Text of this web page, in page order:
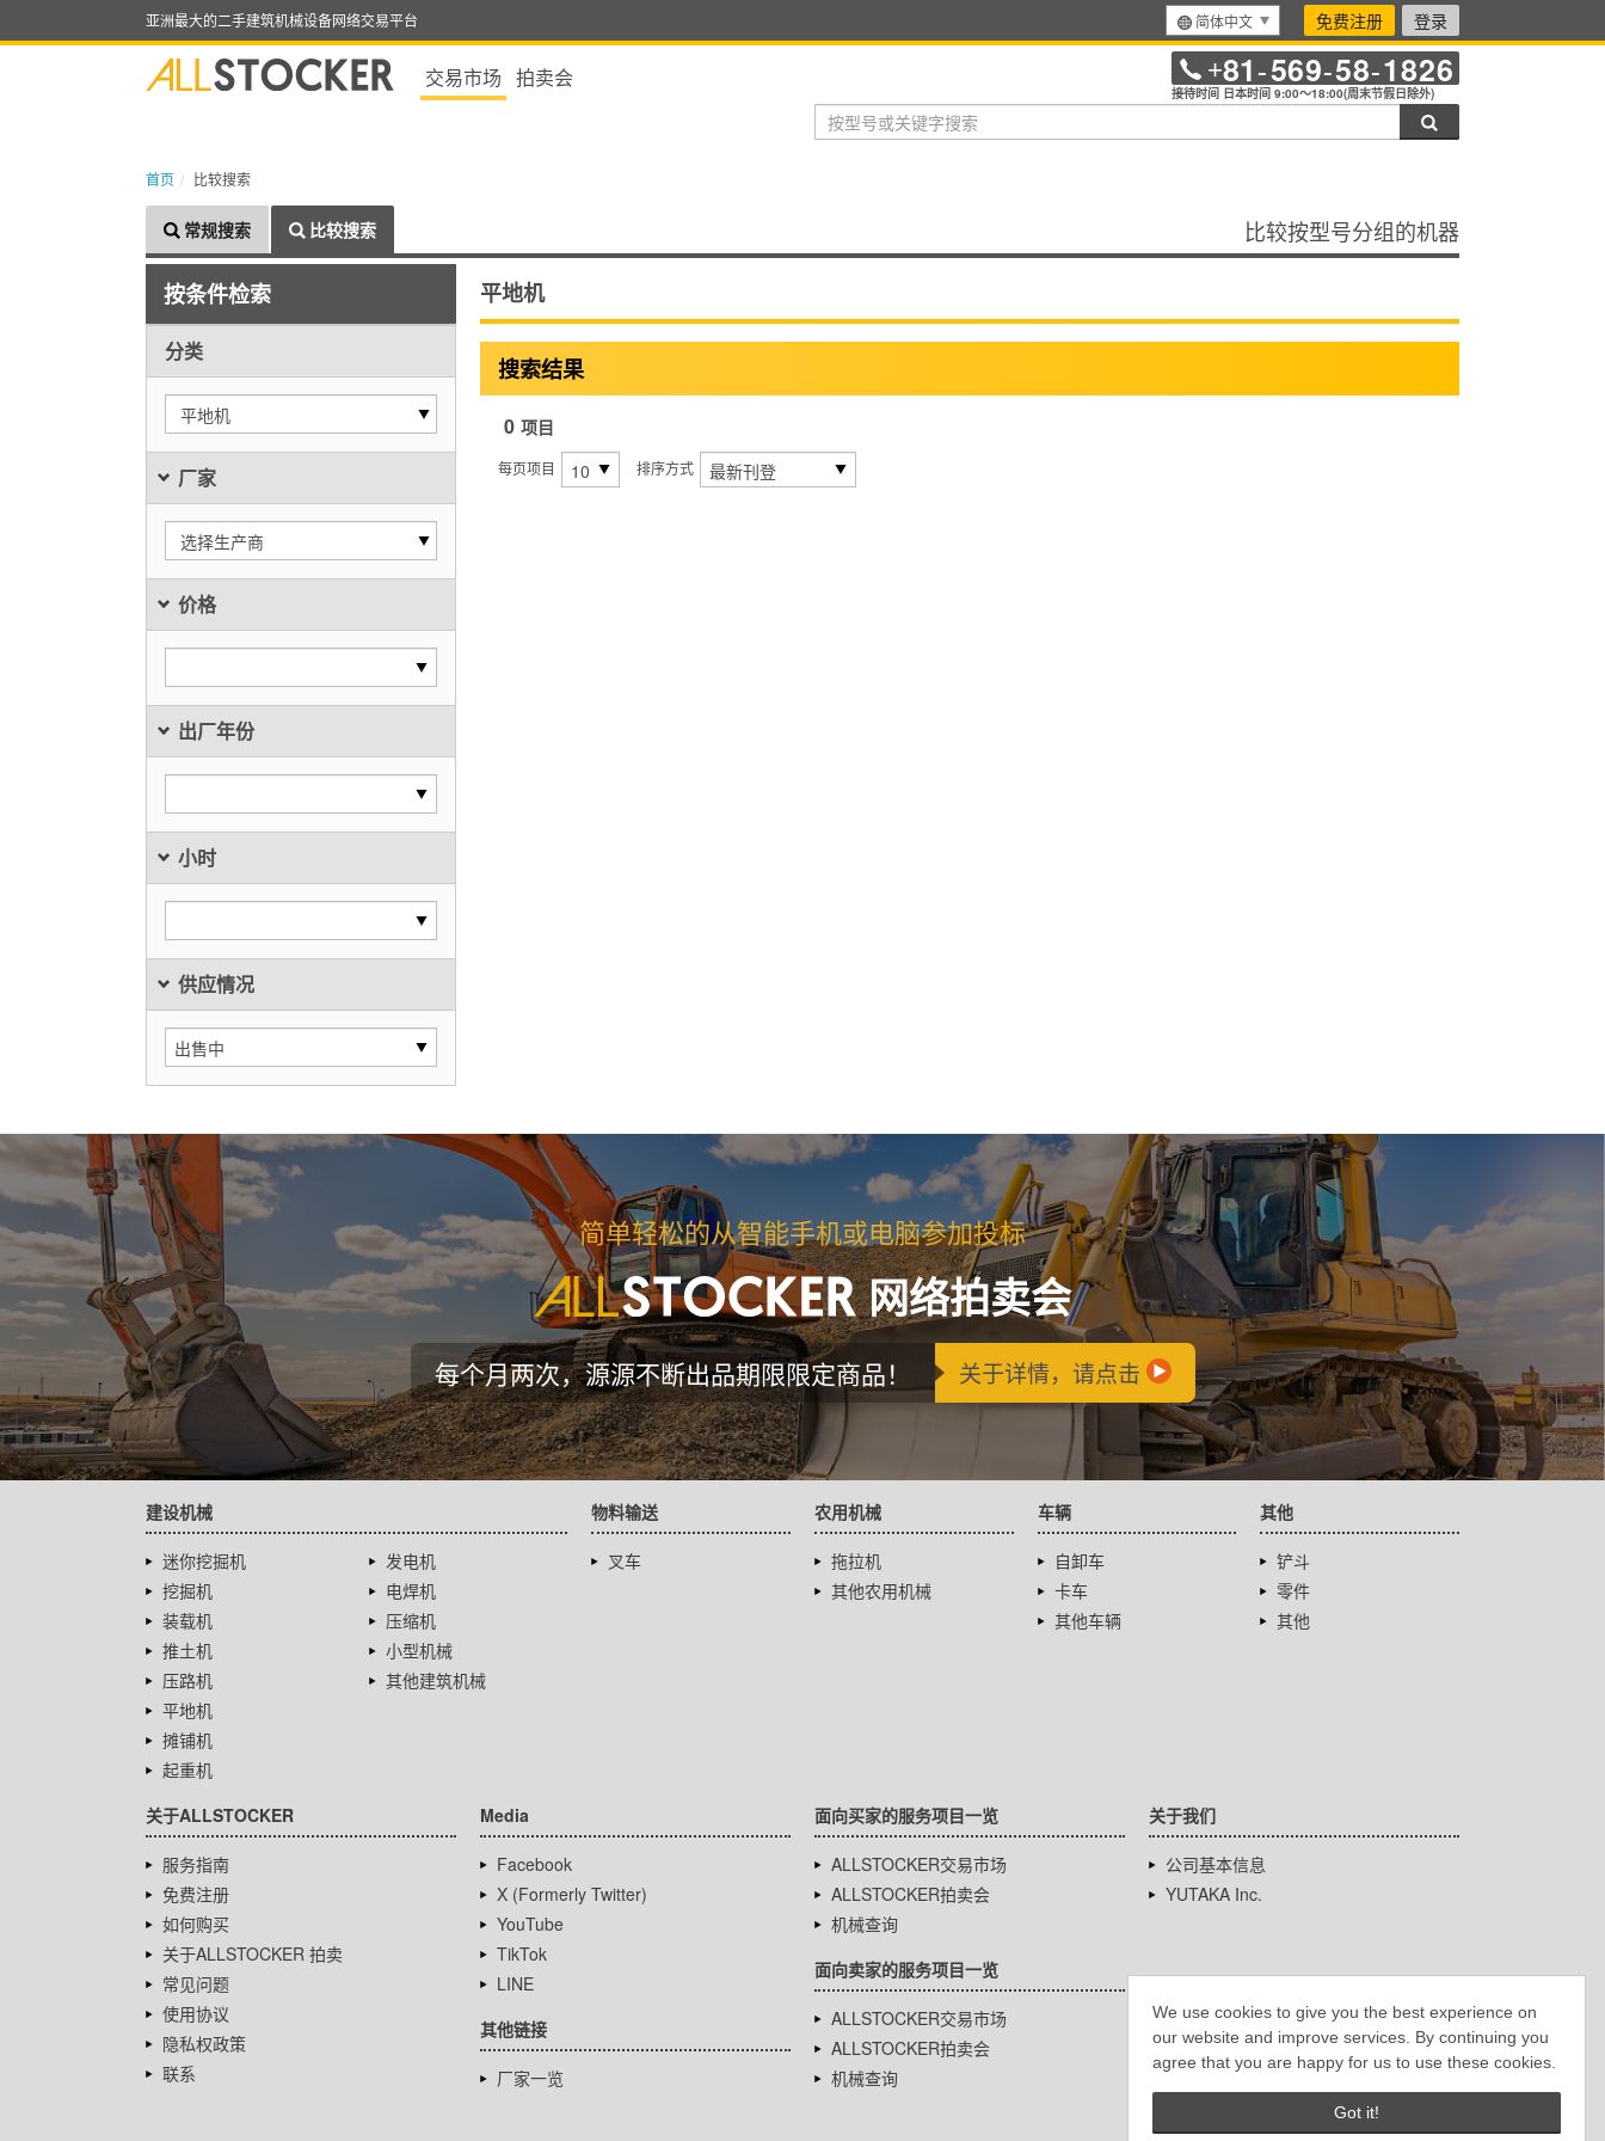
We use cookies to give you the best experience on
our website and improve services. By continuing you
agree that you are happy for us to use these cookies.
Got it!
亚洲最大的二手建筑机械设备网络交易平台 简体中文 免费注册 登录
交易市场 拍卖会 +81-569-58-1826
接待时间 日本时间 9:00～18:00(周末节假日除外)
首页 比较搜索
常规搜索 比较搜索 比较按型号分组的机器
按条件检索
分类
平地机
厂家
选择生产商
价格
出厂年份
小时
供应情况
平地机
搜索结果
0 项目
每页项目 排序方式
简单轻松的从智能手机或电脑参加投标
网络拍卖会
每个月两次，源源不断出品期限限定商品！ 关于详情，请点击
建设机械
迷你挖掘机
挖掘机
装载机
推土机
压路机
平地机
摊铺机
起重机
发电机
电焊机
压缩机
小型机械
其他建筑机械
物料输送
叉车
农用机械
拖拉机
其他农用机械
车辆
自卸车
卡车
其他车辆
其他
铲斗
零件
其他
关于ALLSTOCKER
服务指南
免费注册
如何购买
关于ALLSTOCKER 拍卖
常见问题
使用协议
隐私权政策
联系
Media
Facebook
X (Formerly Twitter)
YouTube
TikTok
LINE
其他链接
厂家一览
面向买家的服务项目一览
ALLSTOCKER交易市场
ALLSTOCKER拍卖会
机械查询
面向卖家的服务项目一览
ALLSTOCKER交易市场
ALLSTOCKER拍卖会
机械查询
关于我们
公司基本信息
YUTAKA Inc.